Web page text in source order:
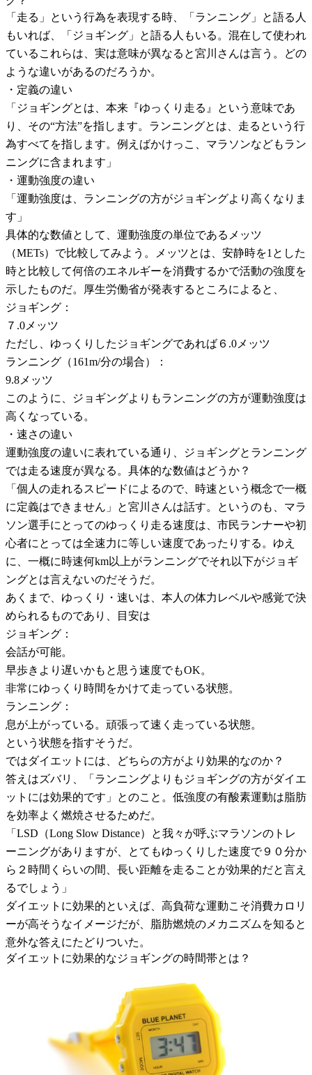
「走る」という行為を表現する時、「ランニング」と語る人
もいれば、「ジョギング」と語る人もいる。混在して使われ
ているこれらは、実は意味が異なると宮川さんは言う。どの
ような違いがあるのだろうか。
・定義の違い
「ジョギングとは、本来『ゆっくり走る』という意味であ
り、その“方法”を指します。ランニングとは、走るという行
為すべてを指します。例えばかけっこ、マラソンなどもラン
ニングに含まれます」
・運動強度の違い
「運動強度は、ランニングの方がジョギングより高くなりま
す」
具体的な数値として、運動強度の単位であるメッツ
（METs）で比較してみよう。メッツとは、安静時を1とした
時と比較して何倍のエネルギーを消費するかで活動の強度を
示したものだ。厚生労働省が発表するところによると、
ジョギング：
７.0メッツ
ただし、ゆっくりしたジョギングであれば６.0メッツ
ランニング（161m/分の場合）：
9.8メッツ
このように、ジョギングよりもランニングの方が運動強度は
高くなっている。
・速さの違い
運動強度の違いに表れている通り、ジョギングとランニング
では走る速度が異なる。具体的な数値はどうか？
「個人の走れるスピードによるので、時速という概念で一概
に定義はできません」と宮川さんは話す。というのも、マラ
ソン選手にとってのゆっくり走る速度は、市民ランナーや初
心者にとっては全速力に等しい速度であったりする。ゆえ
に、一概に時速何km以上がランニングでそれ以下がジョギ
ングとは言えないのだそうだ。
あくまで、ゆっくり・速いは、本人の体力レベルや感覚で決
められるものであり、目安は
ジョギング：
会話が可能。
早歩きより遅いかもと思う速度でもOK。
非常にゆっくり時間をかけて走っている状態。
ランニング：
息が上がっている。頑張って速く走っている状態。
という状態を指すそうだ。
ではダイエットには、どちらの方がより効果的なのか？
答えはズバリ、「ランニングよりもジョギングの方がダイエ
ットには効果的です」とのこと。低強度の有酸素運動は脂肪
を効率よく燃焼させるためだ。
「LSD（Long Slow Distance）と我々が呼ぶマラソンのトレ
ーニングがありますが、とてもゆっくりした速度で９０分か
ら２時間くらいの間、長い距離を走ることが効果的だと言え
るでしょう」
ダイエットに効果的といえば、高負荷な運動こそ消費カロリ
ーが高そうなイメージだが、脂肪燃焼のメカニズムを知ると
意外な答えにたどりついた。
ダイエットに効果的なジョギングの時間帯とは？